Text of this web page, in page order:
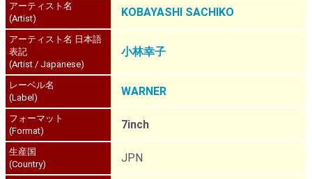
アーティスト名
(Artist)
KOBAYASHI SACHIKO
アーティスト名 日本語
表記
(Artist / Japanese)
小林幸子
レーベル名
(Label)
WARNER
フォーマット
(Format)
7inch
生産国
(Country)
JPN